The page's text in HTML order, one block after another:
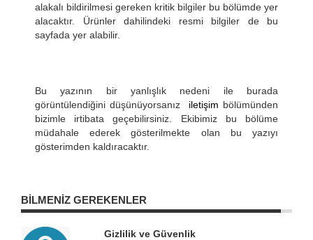
alakalı bildirilmesi gereken kritik bilgiler bu bölümde yer
alacaktır. Ürünler dahilindeki resmi bilgiler de bu
sayfada yer alabilir.
Bu yazının bir yanlışlık nedeni ile burada
görüntülendiğini düşünüyorsanız iletişim bölümünden
bizimle irtibata geçebilirsiniz. Ekibimiz bu bölüme
müdahale ederek gösterilmekte olan bu yazıyı
gösterimden kaldıracaktır.
BİLMENİZ GEREKENLER
Gizlilik ve Güvenlik